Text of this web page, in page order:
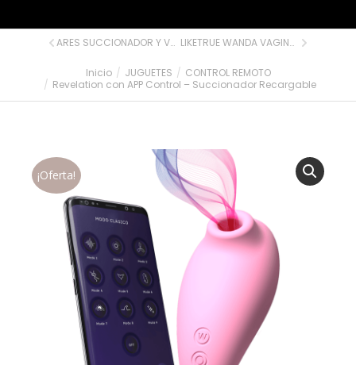
Estás aquí: Inicio JUGUETES
CONTROL REMOTO
Revelation con APP Control – Succionador Recargable
ARES SUCCIONADOR Y VIBRADOR RECARGABLE DOBLE 10 MODOS BE BASIC LIKETRUE WANDA VAGINA Y ANO SUPER REALISTA 490 GR
¡Oferta!